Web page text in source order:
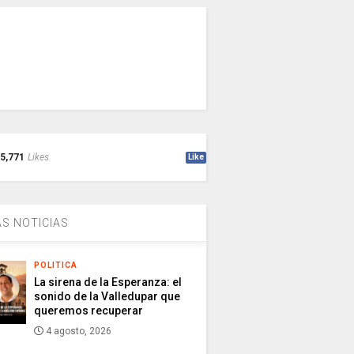
5,771 Likes Like
NOTICIAS
POLITICA
La sirena de la Esperanza: el
sonido de la Valledupar que
queremos recuperar
4 agosto, 2026